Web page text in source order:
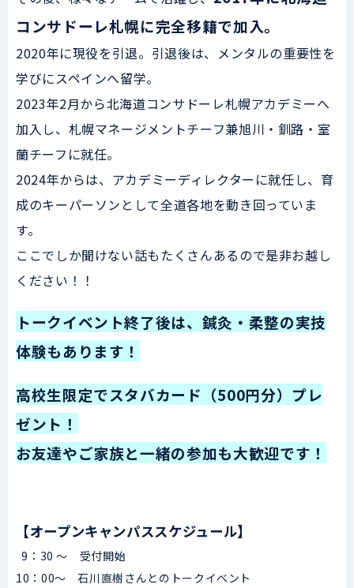
コンサドーレ札幌に完全移籍で加入。
2020年に現役を引退。引退後は、メンタルの重要性を
学びにスペインへ留学。
2023年2月から北海道コンサドーレ札幌アカデミーへ
加入し、札幌マネージメントチーフ兼旭川・釧路・室
蘭チーフに就任。
2024年からは、アカデミーディレクターに就任し、育
成のキーパーソンとして全道各地を動き回っていま
す。
ここでしか聞けない話もたくさんあるので是非お越し
ください！！
トークイベント終了後は、鍼灸・柔整の実技
体験もあります！
高校生限定でスタバカード（500円分）プレ
ゼント！
お友達やご家族と一緒の参加も大歓迎です！
【オープンキャンパススケジュール】
9：30 ～ 受付開始
10：00～ 石川直樹さんとのトークイベント